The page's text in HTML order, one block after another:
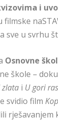
i
filmske
sve u svrhu
Osnovne
škole –
zlata i U gori
svidio film
rješavanjem